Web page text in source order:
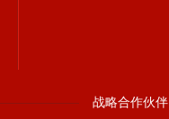
战略合作伙伴